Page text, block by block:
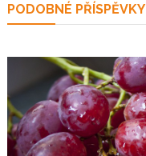
příspěvek
PODOBNÉ PŘÍSPĚVKY